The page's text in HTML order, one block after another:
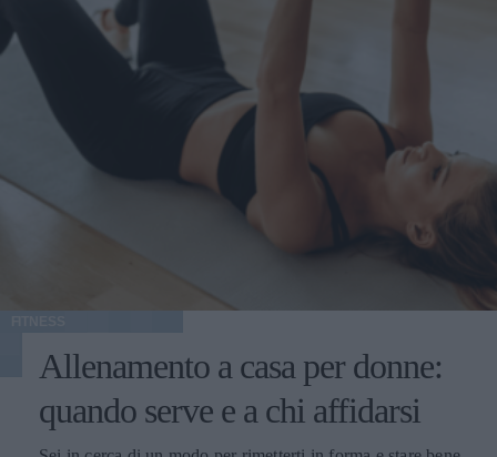
Allenamento a casa per donne:
quando serve e a chi affidarsi